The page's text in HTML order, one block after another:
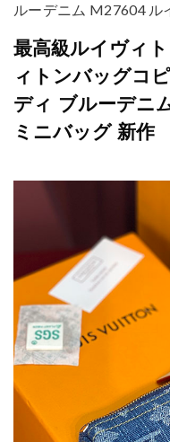
ルーデニム M27604 ル
最高級ルイヴィ
ィトンバッグコ
ディ ブルーデニ
ミニバッグ 新作